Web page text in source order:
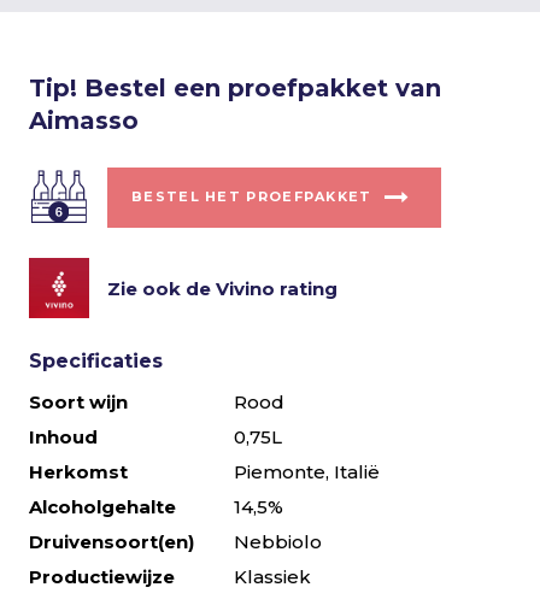
Tip! Bestel een proefpakket van
Aimasso
BESTEL HET PROEFPAKKET
Zie ook de Vivino rating
Specificaties
Soort wijn
Rood
Inhoud
0,75L
Herkomst
Piemonte, Italië
Alcoholgehalte
14,5%
Druivensoort(en)
Nebbiolo
Productiewijze
Klassiek